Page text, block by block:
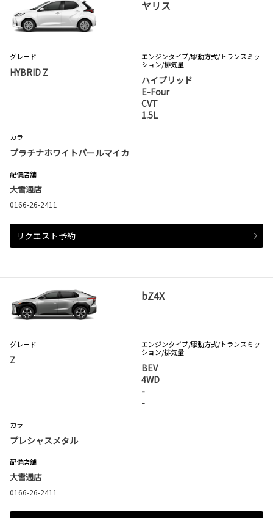
ヤリス
グレード
HYBRID Z
エンジンタイプ/駆動方式/トランスミッ
ション/排気量
ハイブリッド
E-Four
CVT
1.5L
カラー
プラチナホワイトパールマイカ
配備店舗
大雪通店
0166-26-2411
リクエスト予約
bZ4X
グレード
Z
エンジンタイプ/駆動方式/トランスミッ
ション/排気量
BEV
4WD
-
-
カラー
プレシャスメタル
配備店舗
大雪通店
0166-26-2411